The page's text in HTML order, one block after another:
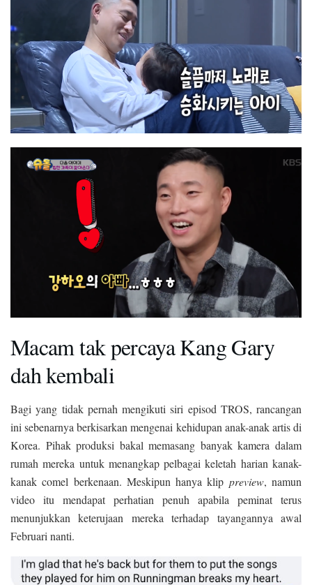
Macam tak percaya Kang Gary
dah kembali
Bagi yang tidak pernah mengikuti siri episod TROS, rancangan
ini sebenarnya berkisarkan mengenai kehidupan anak-anak artis di
Korea. Pihak produksi bakal memasang banyak kamera dalam
rumah mereka untuk menangkap pelbagai keletah harian kanak-
kanak comel berkenaan. Meskipun hanya klip preview, namun
video itu mendapat perhatian penuh apabila peminat terus
menunjukkan keterujaan mereka terhadap tayangannya awal
Februari nanti.